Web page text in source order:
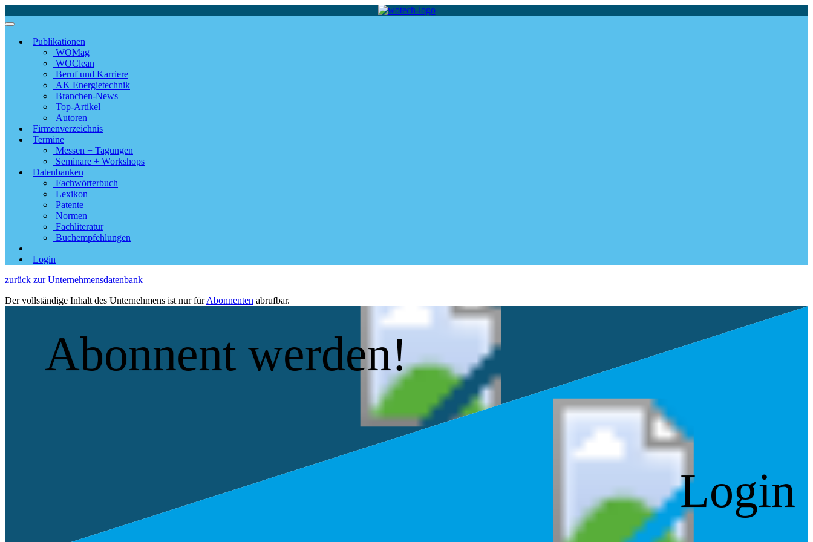
Publikationen
WOMag
WOClean
Beruf und Karriere
AK Energietechnik
Branchen-News
Top-Artikel
Autoren
Firmenverzeichnis
Termine
Messen + Tagungen
Seminare + Workshops
Datenbanken
Fachwörterbuch
Lexikon
Patente
Normen
Fachliteratur
Buchempfehlungen
Login
zurück zur Unternehmensdatenbank
Der vollständige Inhalt des Unternehmens ist nur fürAbonnenten abrufbar.
Abonnent werden!
Login